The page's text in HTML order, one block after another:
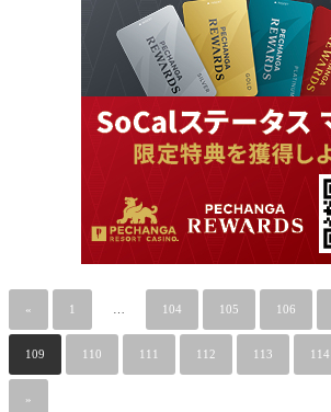
« 1 104 105 106
109 110 111 112 113 114
»